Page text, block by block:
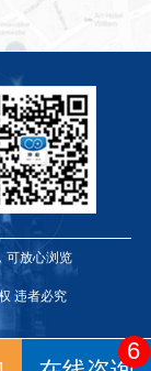
可放心浏览
违者必究